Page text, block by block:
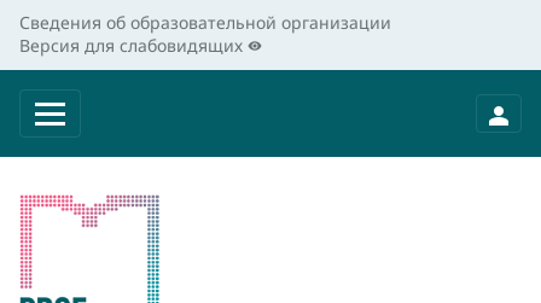
Сведения об образовательной организации
Версия для слабовидящих